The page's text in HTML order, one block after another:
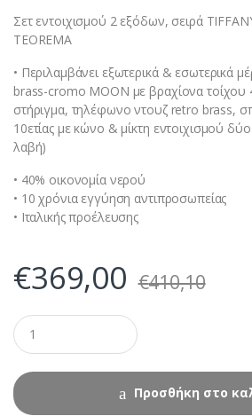
Σετ εντοιχισμού 2 εξόδων, σειρά
TEOREMA
• Περιλαμβάνει εξωτερικά & εσωτερικά
brass-cromo MOON με βραχίονα
στήριγμα, τηλέφωνο ντουζ retro brass,
10ετίας με κώνο & μίκτη εντοιχισμού
λαβή)
• 40% οικονομία νερού
• 10 χρόνια εγγύηση αντιπροσωπείας
• Ιταλικής προέλευσης
€369,00 €410,10
Προσθήκη στο